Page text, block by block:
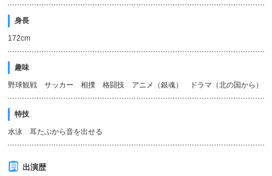
身長
172cm
趣味
野球観戦 サッカー 相撲 格闘技 アニメ（銀魂） ドラマ（北の国から）
特技
水泳 耳たぶから音を出せる
出演歴